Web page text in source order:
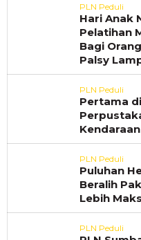
PLN Peduli
Hari Anak
Pelatihan
Bagi
Palsy
PLN Peduli
Pertama
PLN Peduli
Puluhan
Beralih
Lebih
PLN Peduli